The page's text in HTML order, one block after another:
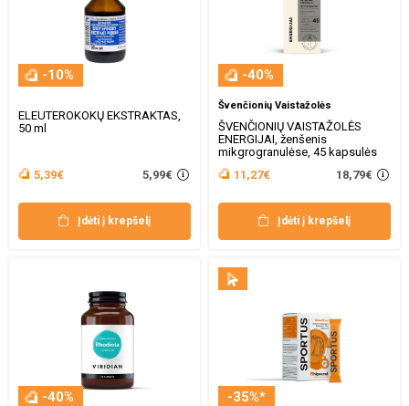
-10%
ELEUTEROKOKŲ EKSTRAKTAS,
50 ml
5,39€ 5,99€
Įdėti į krepšelį
-40%
Švenčionių Vaistažolės
ŠVENČIONIŲ VAISTAŽOLĖS
ENERGIJAI, ženšenis
mikgrogranulėse, 45 kapsulės
11,27€
18,79€
Įdėti į krepšelį
-40% -35%*